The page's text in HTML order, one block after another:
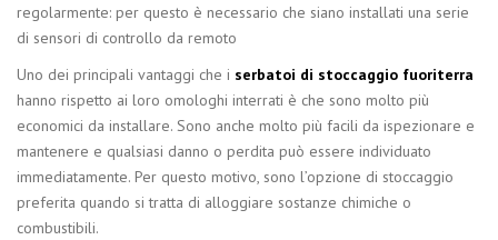
regolarmente: per questo è necessario che siano installati una serie
di sensori di controllo da remoto
Uno dei principali vantaggi che i serbatoi di stoccaggio fuoriterra
hanno rispetto ai loro omologhi interrati è che sono molto più
economici da installare. Sono anche molto più facili da ispezionare e
mantenere e qualsiasi danno o perdita può essere individuato
immediatamente. Per questo motivo, sono l’opzione di stoccaggio
preferita quando si tratta di alloggiare sostanze chimiche o
combustibili.